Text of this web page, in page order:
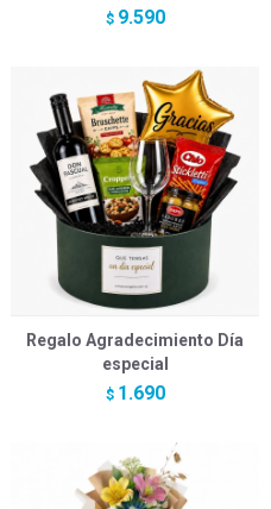
$ 9.590
Regalo Agradecimiento Día
especial
$ 1.690